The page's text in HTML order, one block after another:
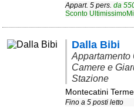
Appart. 5 pers. da
Sconto
Dalla Bibi
Appartamento
Camere e
Stazione
Montecatini
Fino a 5 posti letto
Blog
Eventi e cose da vedere
➕ Segnala evento
Area riservata